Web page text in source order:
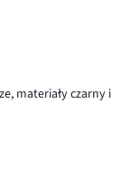
materiały czarny i